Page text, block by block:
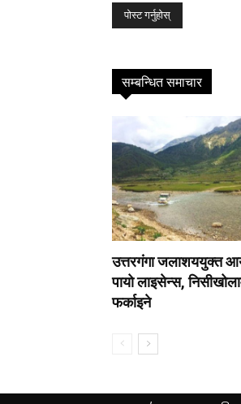
सम्बन्धित समाचार
उत्तरगंगा जलाशययुक्त
पायो लाइसेन्स,
फर्काइने